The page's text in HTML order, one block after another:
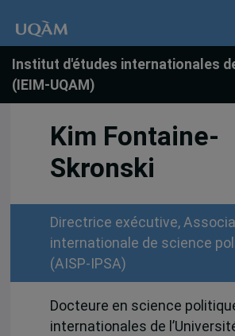
Institut d'études internationales
(IEIM-UQAM)
Kim Fontaine-
Skronski
Directrice exécutive,
internationale de science
(AISP-IPSA)
Docteure en science
internationales de